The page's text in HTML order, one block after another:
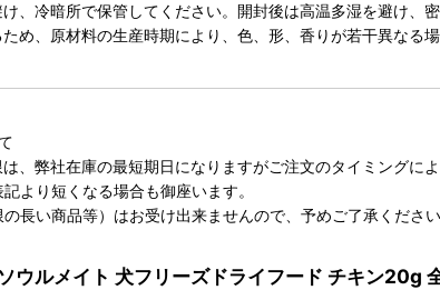
け、冷暗所で保管してください。開封後は高温多湿を避け
め、原材料の生産時期により、色、形、香りが若干異なる
、弊社在庫の最短期日になりますがご注文のタイミングに
より短くなる場合も御座います。
長い商品等）はお受け出来ませんので、予めご了承ください
ウルメイト 犬フリーズドライフード チキン20g